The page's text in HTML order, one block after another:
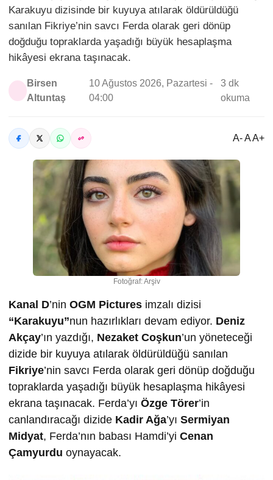
Karakuyu dizisinde bir kuyuya atılarak öldürüldüğü
sanılan Fikriye’nin savcı Ferda olarak geri dönüp
doğduğu topraklarda yaşadığı büyük hesaplaşma
hikâyesi ekrana taşınacak.
Birsen
Altuntaş
10 Ağustos 2026, Pazartesi -
04:00
3 dk
okuma
A- A A+
Fotoğraf: Arşiv
Kanal D’nin OGM Pictures imzalı dizisi
“Karakuyu”nun hazırlıkları devam ediyor. Deniz
Akçay’ın yazdığı, Nezaket Coşkun’un yöneteceği
dizide bir kuyuya atılarak öldürüldüğü sanılan
Fikriye’nin savcı Ferda olarak geri dönüp doğduğu
topraklarda yaşadığı büyük hesaplaşma hikâyesi
ekrana taşınacak. Ferda’yı Özge Törer’in
canlandıracağı dizide Kadir Ağa’yı Sermiyan
Midyat, Ferda’nın babası Hamdi’yi Cenan
Çamyurdu oynayacak.